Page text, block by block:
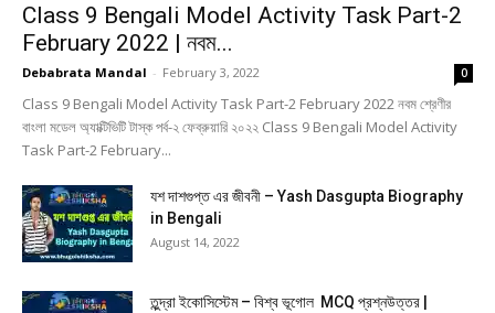
Class 9 Bengali Model Activity Task Part-2
February 2022 | নবম...
Debabrata Mandal - February 3, 2022 0
Class 9 Bengali Model Activity Task Part-2 February 2022 নবম শ্রেণীর
বাংলা মডেল অ্যাক্টিভিটি টাস্ক পর্ব-২ ফেব্রুয়ারি ২০২২ Class 9 Bengali Model Activity
Task Part-2 February...
যশ দাশগুপ্ত এর জীবনী – Yash Dasgupta Biography
in Bengali
August 14, 2022
তুন্দ্রা ইকোসিস্টেম – বিশ্ব ভূগোল MCQ প্রশ্নউত্তর |